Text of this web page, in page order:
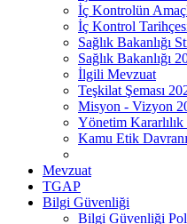
İç Kontrolün
İç Kontrol
Sağlık Bakanlığı
Sağlık Bakanlığı
İlgili Mevzuat
Teşkilat Şeması
Misyon - Vizyon
Yönetim Kararlılık
Kamu Etik
Mevzuat
TGAP
Bilgi Güvenliği
Bilgi Güvenliği